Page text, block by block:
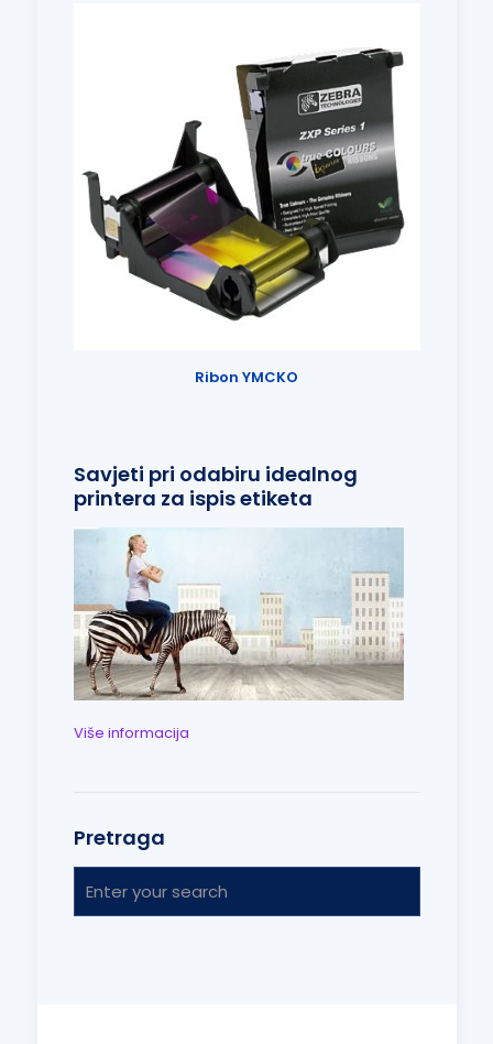
Ribon YMCKO
Savjeti pri odabiru idealnog
printera za ispis etiketa
Više informacija
Pretraga